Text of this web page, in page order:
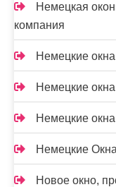
Немецкая
компания
Немецкие
Немецкие
Немецкие
Немецкие
Новое окно,